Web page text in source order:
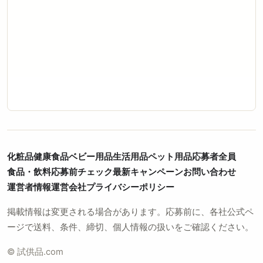
化粧品健康食品ベビー用品生活用品ペット用品応募者全員
食品・飲料応募前チェック最新キャンペーンお問い合わせ
運営者情報運営会社プライバシーポリシー
掲載情報は変更される場合があります。応募前に、各社公式ペ
ージで送料、条件、締切、個人情報の扱いをご確認ください。
© 試供品.com